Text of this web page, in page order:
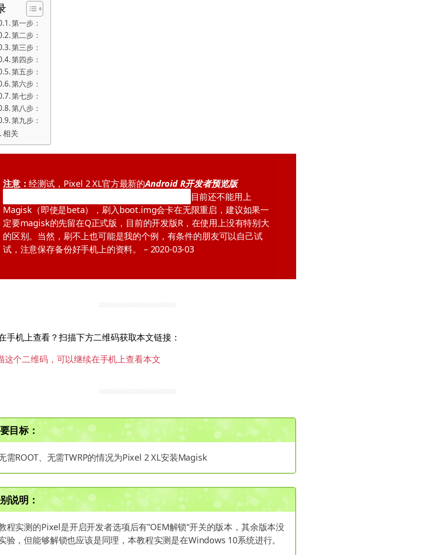
第一步：
第二步：
第三步：
第四步：
第五步：
第六步：
第七步：
第八步：
第九步：
相关
注意：经测试，Pixel 2 XL官方最新的Android R开发者预览版
目前还不能用上
Magisk（即使是beta），刷入boot.img会卡在无限重启，建议如果一
定要magisk的先留在Q正式版，目前的开发版R，在使用上没有特别大
的区别。当然，刷不上也可能是我的个例，有条件的朋友可以自己试
试，注意保存备份好手机上的资料。 – 2020-03-03
手机上查看？扫描下方二维码获取本文链接：
目标：
需ROOT、无需TWRP的情况为Pixel 2 XL安装Magisk
说明：
程实测的Pixel是开启开发者选项后有”OEM解锁“开关的版本，其余版本没
验，但能够解锁也应该是同理，本教程实测是在Windows 10系统进行。